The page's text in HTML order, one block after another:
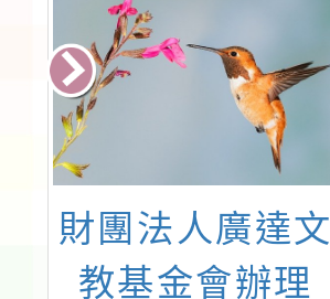
財團法人廣達文
教基金會辦理